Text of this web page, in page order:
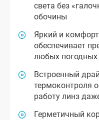
света без
обочины
Яркий и
обеспечивает
любых погодных
Встроенный
термоконтроля
работу линз
Герметичный